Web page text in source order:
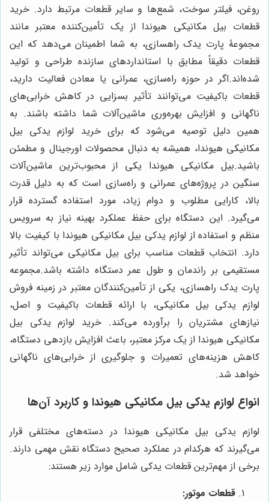
روغن، فیلتر سوخت، شمع‌ها و سایر قطعات مرتبط دارد. خرید
قطعات بیل مکانیکی هیوندا از یک تأمین‌کننده معتبر مانند
مجموعۀ پارت یدک راهسازی، به شما اطمینان می‌دهد که این
قطعات دقیقاً مطابق با استانداردهای سازنده طراحی و تولید
شده‌اند.اگر در حوزه راه‌سازی، عمرانی یا معادن فعالیت دارید،
قطعات باکیفیت می‌توانند تأثیر بسزایی در کاهش خرابی‌های
ناگهانی و افزایش بهره‌وری ماشین‌آلات شما داشته باشند. به
همین دلیل توصیه می‌شود که برای خرید لوازم یدکی بیل
مکانیکی هیوندا، همیشه به دنبال محصولات اورجینال و مطمئن
باشید.بیل مکانیکی هیوندا یکی از محبوب‌ترین ماشین‌آلات
سنگین در پروژه‌های عمرانی و راه‌سازی است که به دلیل قدرت
بالا، کارایی مطلوب و دوام زیاد، مورد استفاده گسترده قرار
می‌گیرد. این دستگاه برای حفظ عملکرد بهینه نیاز به سرویس
منظم و استفاده از لوازم یدکی بیل مکانیکی هیوندا با کیفیت بالا
دارد. انتخاب قطعات مناسب برای بیل مکانیکی می‌تواند تأثیر
مستقیمی بر راندمان و طول عمر دستگاه داشته باشد.مجموعه
پارت یدک راهسازی، یکی از تأمین‌کنندگان معتبر در زمینه فروش
لوازم یدکی بیل مکانیکی، با ارائه قطعات باکیفیت و اصل،
نیازهای مشتریان را برآورده می‌کند. خرید لوازم یدکی بیل
مکانیکی هیوندا از یک مرکز معتبر، باعث افزایش بازدهی دستگاه،
کاهش هزینه‌های تعمیرات و جلوگیری از خرابی‌های ناگهانی
خواهد شد.
انواع لوازم یدکی بیل مکانیکی هیوندا و کاربرد آن‌ها
لوازم یدکی بیل مکانیکی هیوندا در دسته‌های مختلفی قرار
می‌گیرند که هرکدام در عملکرد صحیح دستگاه نقش مهمی دارند.
برخی از مهم‌ترین قطعات یدکی شامل موارد زیر هستند:
قطعات موتور: